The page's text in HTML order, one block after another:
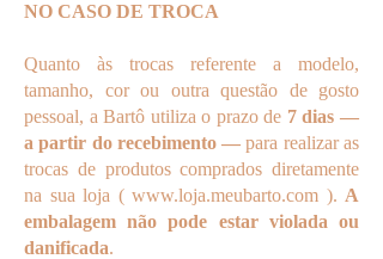
NO CASO DE TROCA
Quanto às trocas referente a modelo,
tamanho, cor ou outra questão de gosto
pessoal, a Bartô utiliza o prazo de 7 dias —
a partir do recebimento — para realizar as
trocas de produtos comprados diretamente
na sua loja ( www.loja.meubarto.com ). A
embalagem não pode estar violada ou
danificada.